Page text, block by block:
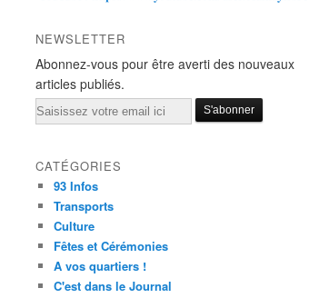
NEWSLETTER
Abonnez-vous pour être averti des nouveaux
articles publiés.
Email
CATÉGORIES
93 Infos
Transports
Culture
Fêtes et Cérémonies
A vos quartiers !
C'est dans le Journal